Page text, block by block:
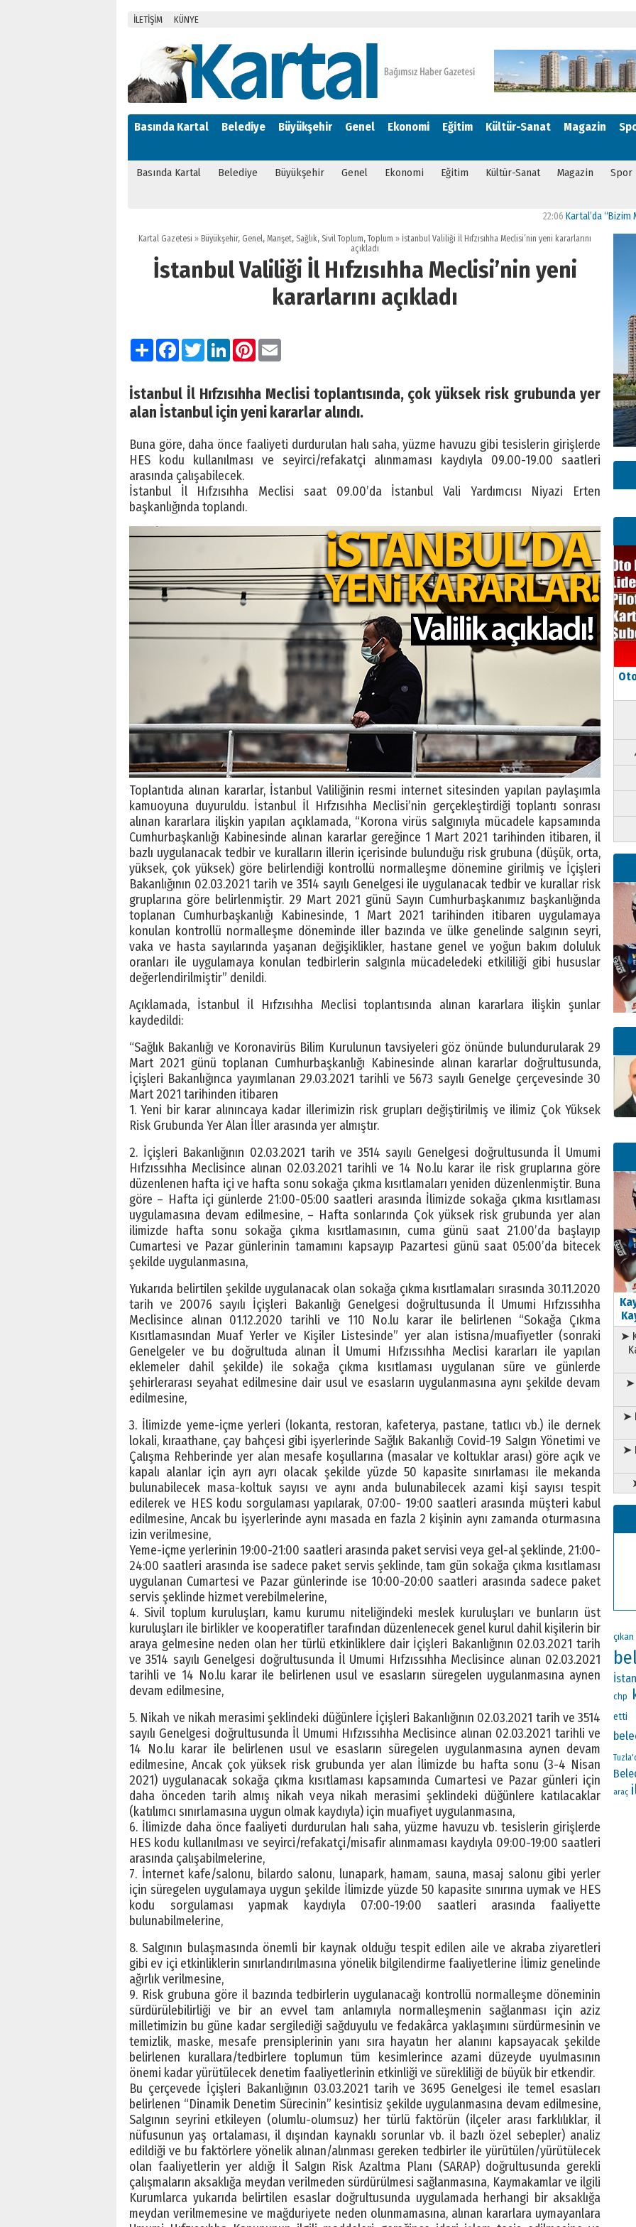
İLETİŞİM KÜNYE
Basında Kartal Belediye Büyükşehir Genel Ekonomi Eğitim Kültür-Sanat Magazin
Basında Kartal Belediye Büyükşehir Genel Ekonomi Eğitim Kültür-Sanat Magazin Spor
Kartal’da “Bizim Mahalle
Kartal Gazetesi » Büyükşehir, Genel, Manşet, Sağlık, Sivil Toplum,Toplum » İstanbul Valiliği İl Hıfzısıhha Meclisi’nin yeni kararlarını
açıkladı
İstanbul Valiliği İl Hıfzısıhha Meclisi’nin yeni
kararlarını açıkladı
PaylaşFacebook
TwitterLinkedInPinterest
İstanbul İl Hıfzısıhha Meclisi toplantısında, çok yüksek risk grubunda yer
alan İstanbul için yeni kararlar alındı.
Buna göre, daha önce faaliyeti durdurulan halı saha, yüzme havuzu gibi tesislerin girişlerde
HES kodu kullanılması ve seyirci/refakatçi alınmaması kaydıyla 09.00-19.00 saatleri
arasında çalışabilecek.
İstanbul İl Hıfzısıhha Meclisi saat 09.00’da İstanbul Vali Yardımcısı Niyazi Erten
başkanlığında toplandı.
Toplantıda alınan kararlar, İstanbul Valiliğinin resmi internet sitesinden yapılan paylaşımla
kamuoyuna duyuruldu. İstanbul İl Hıfzısıhha Meclisi’nin gerçekleştirdiği toplantı sonrası
alınan kararlara ilişkin yapılan açıklamada, “Korona virüs salgınıyla mücadele kapsamında
Cumhurbaşkanlığı Kabinesinde alınan kararlar gereğince 1 Mart 2021 tarihinden itibaren, il
bazlı uygulanacak tedbir ve kuralların illerin içerisinde bulunduğu risk grubuna (düşük, orta,
yüksek, çok yüksek) göre belirlendiği kontrollü normalleşme dönemine girilmiş ve İçişleri
Bakanlığının 02.03.2021 tarih ve 3514 sayılı Genelgesi ile uygulanacak tedbir ve kurallar risk
gruplarına göre belirlenmiştir. 29 Mart 2021 günü Sayın Cumhurbaşkanımız başkanlığında
toplanan Cumhurbaşkanlığı Kabinesinde, 1 Mart 2021 tarihinden itibaren uygulamaya
konulan kontrollü normalleşme döneminde iller bazında ve ülke genelinde salgının seyri,
vaka ve hasta sayılarında yaşanan değişiklikler, hastane genel ve yoğun bakım doluluk
oranları ile uygulamaya konulan tedbirlerin salgınla mücadeledeki etkililiği gibi hususlar
değerlendirilmiştir” denildi.
Açıklamada, İstanbul İl Hıfzısıhha Meclisi toplantısında alınan kararlara ilişkin şunlar
kaydedildi:
“Sağlık Bakanlığı ve Koronavirüs Bilim Kurulunun tavsiyeleri göz önünde bulundurularak 29
Mart 2021 günü toplanan Cumhurbaşkanlığı Kabinesinde alınan kararlar doğrultusunda,
İçişleri Bakanlığınca yayımlanan 29.03.2021 tarihli ve 5673 sayılı Genelge çerçevesinde 30
Mart 2021 tarihinden itibaren
1. Yeni bir karar alınıncaya kadar illerimizin risk grupları değiştirilmiş ve ilimiz Çok Yüksek
Risk Grubunda Yer Alan İller arasında yer almıştır.
2. İçişleri Bakanlığının 02.03.2021 tarih ve 3514 sayılı Genelgesi doğrultusunda İl Umumi
Hıfzıssıhha Meclisince alınan 02.03.2021 tarihli ve 14 No.lu karar ile risk gruplarına göre
düzenlenen hafta içi ve hafta sonu sokağa çıkma kısıtlamaları yeniden düzenlenmiştir. Buna
göre – Hafta içi günlerde 21:00-05:00 saatleri arasında İlimizde sokağa çıkma kısıtlaması
uygulamasına devam edilmesine, – Hafta sonlarında Çok yüksek risk grubunda yer alan
ilimizde hafta sonu sokağa çıkma kısıtlamasının, cuma günü saat 21.00’da başlayıp
Cumartesi ve Pazar günlerinin tamamını kapsayıp Pazartesi günü saat 05:00’da bitecek
şekilde uygulanmasına,
Yukarıda belirtilen şekilde uygulanacak olan sokağa çıkma kısıtlamaları sırasında 30.11.2020
tarih ve 20076 sayılı İçişleri Bakanlığı Genelgesi doğrultusunda İl Umumi Hıfzıssıhha
Meclisince alınan 01.12.2020 tarihli ve 110 No.lu karar ile belirlenen “Sokağa Çıkma
Kısıtlamasından Muaf Yerler ve Kişiler Listesinde” yer alan istisna/muafiyetler (sonraki
Genelgeler ve bu doğrultuda alınan İl Umumi Hıfzıssıhha Meclisi kararları ile yapılan
eklemeler dahil şekilde) ile sokağa çıkma kısıtlaması uygulanan süre ve günlerde
şehirlerarası seyahat edilmesine dair usul ve esasların uygulanmasına aynı şekilde devam
edilmesine,
3. İlimizde yeme-içme yerleri (lokanta, restoran, kafeterya, pastane, tatlıcı vb.) ile dernek
lokali, kıraathane, çay bahçesi gibi işyerlerinde Sağlık Bakanlığı Covid-19 Salgın Yönetimi ve
Çalışma Rehberinde yer alan mesafe koşullarına (masalar ve koltuklar arası) göre açık ve
kapalı alanlar için ayrı ayrı olacak şekilde yüzde 50 kapasite sınırlaması ile mekanda
bulunabilecek masa-koltuk sayısı ve aynı anda bulunabilecek azami kişi sayısı tespit
edilerek ve HES kodu sorgulaması yapılarak, 07:00- 19:00 saatleri arasında müşteri kabul
edilmesine, Ancak bu işyerlerinde aynı masada en fazla 2 kişinin aynı zamanda oturmasına
izin verilmesine,
Yeme-içme yerlerinin 19:00-21:00 saatleri arasında paket servisi veya gel-al şeklinde, 21:00-
24:00 saatleri arasında ise sadece paket servis şeklinde, tam gün sokağa çıkma kısıtlaması
uygulanan Cumartesi ve Pazar günlerinde ise 10:00-20:00 saatleri arasında sadece paket
servis şeklinde hizmet verebilmelerine,
4. Sivil toplum kuruluşları, kamu kurumu niteliğindeki meslek kuruluşları ve bunların üst
kuruluşları ile birlikler ve kooperatifler tarafından düzenlenecek genel kurul dahil kişilerin bir
araya gelmesine neden olan her türlü etkinliklere dair İçişleri Bakanlığının 02.03.2021 tarih
ve 3514 sayılı Genelgesi doğrultusunda İl Umumi Hıfzıssıhha Meclisince alınan 02.03.2021
tarihli ve 14 No.lu karar ile belirlenen usul ve esasların süregelen uygulanmasına aynen
devam edilmesine,
5. Nikah ve nikah merasimi şeklindeki düğünlere İçişleri Bakanlığının 02.03.2021 tarih ve 3514
sayılı Genelgesi doğrultusunda İl Umumi Hıfzıssıhha Meclisince alınan 02.03.2021 tarihli ve
14 No.lu karar ile belirlenen usul ve esasların süregelen uygulanmasına aynen devam
edilmesine, Ancak çok yüksek risk grubunda yer alan İlimizde bu hafta sonu (3-4 Nisan
2021) uygulanacak sokağa çıkma kısıtlaması kapsamında Cumartesi ve Pazar günleri için
daha önceden tarih almış nikah veya nikah merasimi şeklindeki düğünlere katılacaklar
(katılımcı sınırlamasına uygun olmak kaydıyla) için muafiyet uygulanmasına,
6. İlimizde daha önce faaliyeti durdurulan halı saha, yüzme havuzu vb. tesislerin girişlerde
HES kodu kullanılması ve seyirci/refakatçi/misafir alınmaması kaydıyla 09:00-19:00 saatleri
arasında çalışabilmelerine,
7. İnternet kafe/salonu, bilardo salonu, lunapark, hamam, sauna, masaj salonu gibi yerler
için süregelen uygulamaya uygun şekilde İlimizde yüzde 50 kapasite sınırına uymak ve HES
kodu sorgulaması yapmak kaydıyla 07:00-19:00 saatleri arasında faaliyette
bulunabilmelerine,
8. Salgının bulaşmasında önemli bir kaynak olduğu tespit edilen aile ve akraba ziyaretleri
gibi ev içi etkinliklerin sınırlandırılmasına yönelik bilgilendirme faaliyetlerine İlimiz genelinde
ağırlık verilmesine,
9. Risk grubuna göre il bazında tedbirlerin uygulanacağı kontrollü normalleşme döneminin
sürdürülebilirliği ve bir an evvel tam anlamıyla normalleşmenin sağlanması için aziz
milletimizin bu güne kadar sergilediği sağduyulu ve fedakârca yaklaşımını sürdürmesinin ve
temizlik, maske, mesafe prensiplerinin yanı sıra hayatın her alanını kapsayacak şekilde
belirlenen kurallara/tedbirlere toplumun tüm kesimlerince azami düzeyde uyulmasının
önemi kadar yürütülecek denetim faaliyetlerinin etkinliği ve sürekliliği de büyük bir etkendir.
Bu çerçevede İçişleri Bakanlığının 03.03.2021 tarih ve 3695 Genelgesi ile temel esasları
belirlenen “Dinamik Denetim Sürecinin” kesintisiz şekilde uygulanmasına devam edilmesine,
Salgının seyrini etkileyen (olumlu-olumsuz) her türlü faktörün (ilçeler arası farklılıklar, il
nüfusunun yaş ortalaması, il dışından kaynaklı sorunlar vb. il bazlı özel sebepler) analiz
edildiği ve bu faktörlere yönelik alınan/alınması gereken tedbirler ile yürütülen/yürütülecek
olan faaliyetlerin yer aldığı İl Salgın Risk Azaltma Planı (SARAP) doğrultusunda gerekli
çalışmaların aksaklığa meydan verilmeden sürdürülmesi sağlanmasına, Kaymakamlar ve ilgili
Kurumlarca yukarıda belirtilen esaslar doğrultusunda uygulamada herhangi bir aksaklığa
meydan verilmemesine ve mağduriyete neden olunmamasına, alınan kararlara uymayanlara
➤
➤
➤
➤
çıkan
chp
etti
araç